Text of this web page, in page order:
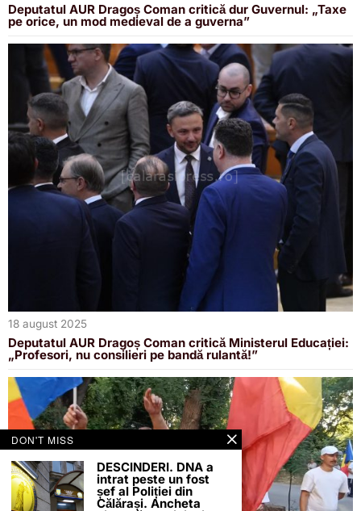
Deputatul AUR Dragoș Coman critică dur Guvernul: „Taxe
pe orice, un mod medieval de a guverna”
18 august 2025
Deputatul AUR Dragoș Coman critică Ministerul Educației:
„Profesori, nu consilieri pe bandă rulantă!”
DON'T MISS
DESCINDERI. DNA a
intrat peste un fost
șef al Poliției din
Călărași. Ancheta